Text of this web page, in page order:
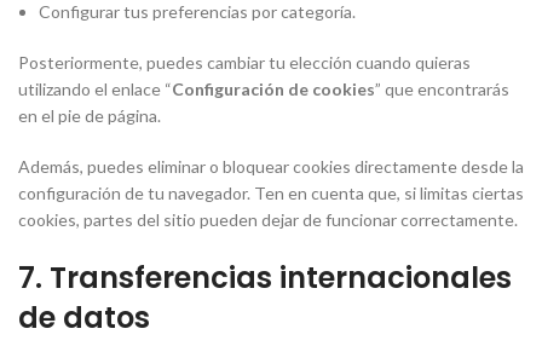
Configurar tus preferencias por categoría.
Posteriormente, puedes cambiar tu elección cuando quieras
utilizando el enlace “Configuración de cookies” que encontrarás
en el pie de página.
Además, puedes eliminar o bloquear cookies directamente desde la
configuración de tu navegador. Ten en cuenta que, si limitas ciertas
cookies, partes del sitio pueden dejar de funcionar correctamente.
7. Transferencias internacionales
de datos